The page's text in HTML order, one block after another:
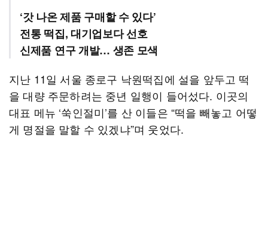
‘갓 나온 제품 구매할 수 있다’
전통 떡집, 대기업보다 선호
신제품 연구 개발… 생존 모색
지난 11일 서울 종로구 낙원떡집에 설을 앞두고 떡
을 대량 주문하려는 중년 일행이 들어섰다. 이곳의
대표 메뉴 ‘쑥인절미’를 산 이들은 “떡을 빼놓고 어떻
게 명절을 말할 수 있겠냐”며 웃었다.